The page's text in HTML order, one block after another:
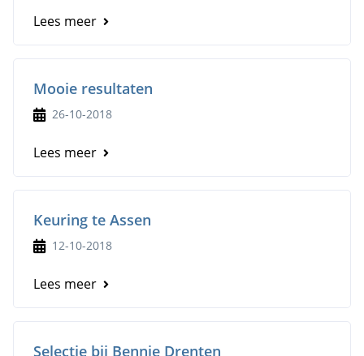
Lees meer
Mooie resultaten
26-10-2018
Lees meer
Keuring te Assen
12-10-2018
Lees meer
Selectie bij Bennie Drenten